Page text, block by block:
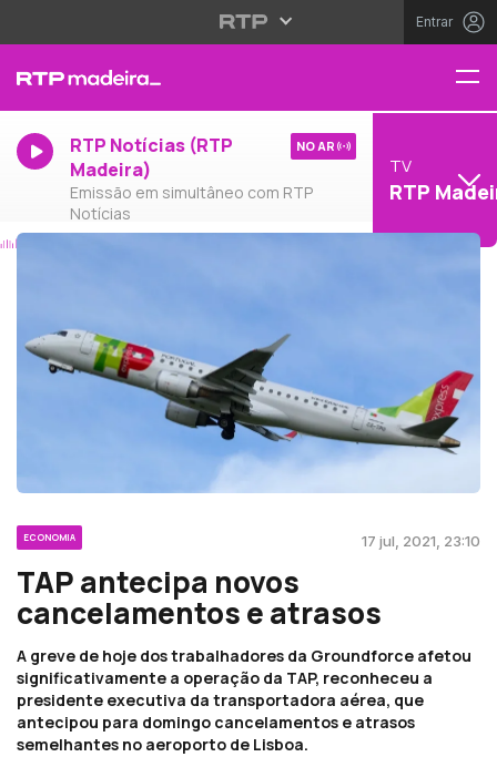
Entrar
RTP Notícias (RTP
Madeira)
Emissão em simultâneo com RTP
Notícias
NO AR
TV
RTP
ECONOMIA 17 jul, 2021, 23:10
TAP antecipa novos
cancelamentos e atrasos
A greve de hoje dos trabalhadores da Groundforce afetou
significativamente a operação da TAP, reconheceu a
presidente executiva da transportadora aérea, que
antecipou para domingo cancelamentos e atrasos
semelhantes no aeroporto de Lisboa.